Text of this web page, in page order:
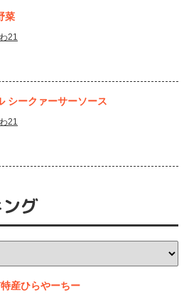
菜
21
シークァーサーソース
21
グ
産ひらやーちー